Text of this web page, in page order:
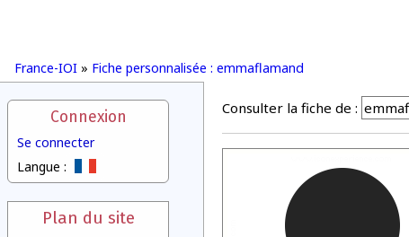
France-IOI » Fiche personnalisée : emmaflamand
Connexion
Se connecter
Langue :
Plan du site
Consulter la fiche de :